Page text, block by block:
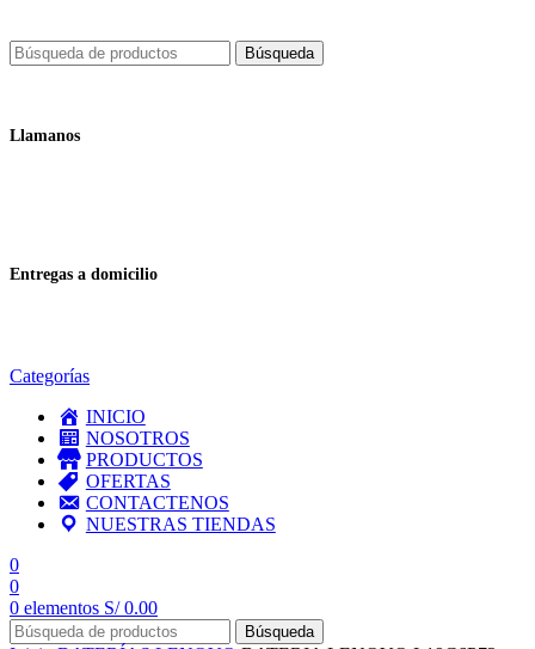
Búsqueda
Llamanos
Entregas a domicilio
Categorías
INICIO
NOSOTROS
PRODUCTOS
OFERTAS
CONTACTENOS
NUESTRAS TIENDAS
0
0
0 elementos S/0.00
Búsqueda